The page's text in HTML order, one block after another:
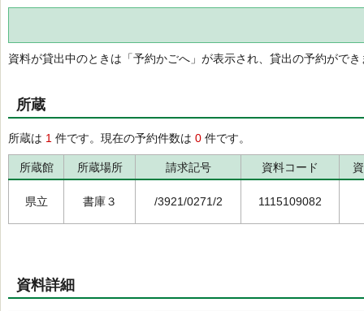
資料が貸出中のときは「予約かごへ」が表示され、貸出の予約ができ
所蔵
所蔵は 1 件です。現在の予約件数は 0 件です。
所蔵館 所蔵場所 請求記号 資料コード
県立 書庫３ /3921/0271/2 1115109082
資料詳細